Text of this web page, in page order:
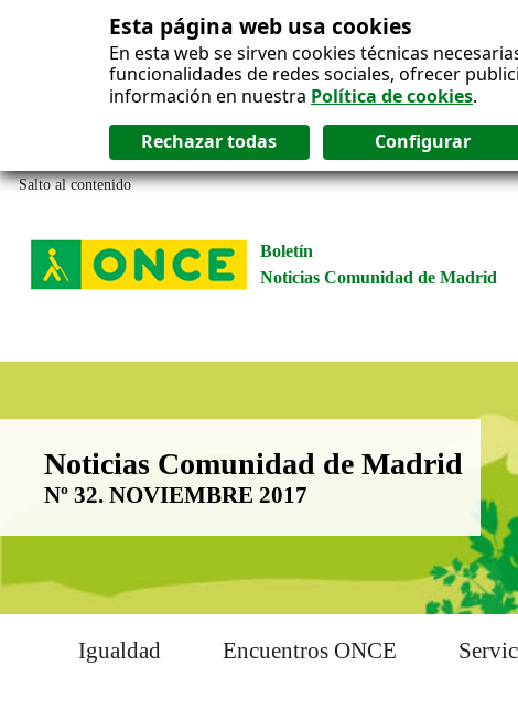
Esta página web usa cookies
En esta web se sirven cookies técnicas
funcionalidades de redes sociales, ofrecer
información en nuestra Política de cookies.
Salto al contenido
Boletín
Noticias Comunidad de Madrid
Boletín Noticias Comunidad de
Noticias Comunidad de Madrid
Nº 32. NOVIEMBRE 2017
Igualdad Encuentros ONCE